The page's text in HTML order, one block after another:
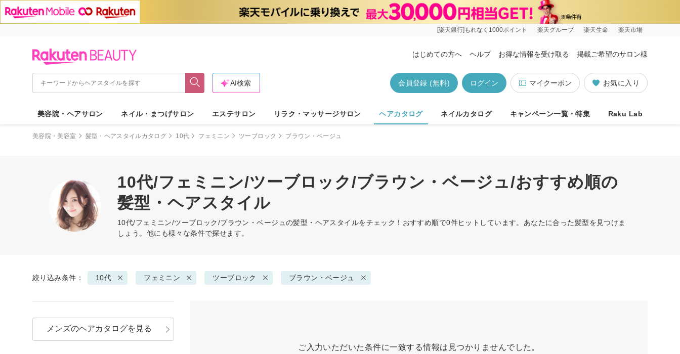
[楽天銀行]もれなく1000ポイント 楽天グループ 楽天生命 楽天市場
はじめての方へ ヘルプ お得な情報を受け取る 掲載ご希望のサロン様
お気に入り
マイクーポン
ログイン
会員登録 (無料)
AI検索
美容院・ヘアサロン ネイル・まつげサロン エステサロン リラク・マッサージサロン ヘアカタログ ネイルカタログ キャンペーン一覧・特集 Raku Lab
美容院・美容室 髪型・ヘアスタイルカタログ 10代 フェミニン ツーブロック ブラウン・ベージュ
10代/フェミニン/ツーブロック/ブラウン・ベージュ/おすすめ順の
髪型・ヘアスタイル
10代/フェミニン/ツーブロック/ブラウン・ベージュの髪型・ヘアスタイルをチェック！おすすめ順で0件ヒットしています。あなたに合った髪型を見つけま
しょう。他にも様々な条件で探せます。
絞り込み条件： 10代 フェミニン ツーブロック ブラウン・ベージュ
ご入力いただいた条件に一致する情報は見つかりませんでした。
メンズのヘアカタログを見る